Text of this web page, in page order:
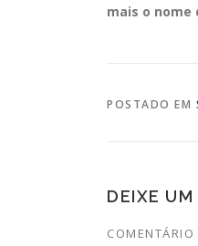
mais o nome
POSTADO EM
DEIXE
COMENTÁRIO